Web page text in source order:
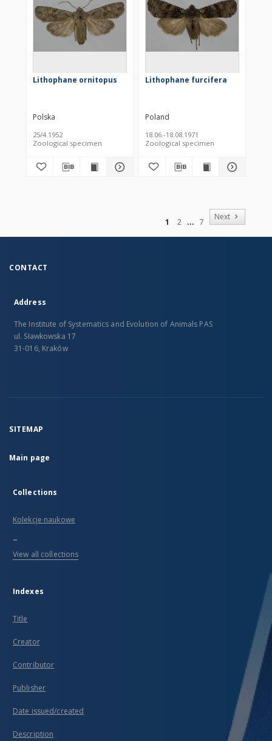
Lithophane ornitopus
Polska
25/4.1952
Zoological specimen
Lithophane furcifera
Poland
18.06.-18.08.1971
Zoological specimen
1 2
7
Next
CONTACT
Address
The Institute of Systematics and Evolution of Animals PAS
ul. Sławkowska 17
31-016, Kraków
SITEMAP
Main page
Collections
Kolekcje naukowe
...
View all collections
Indexes
Title
Creator
Contributor
Publisher
Date issued/created
Description